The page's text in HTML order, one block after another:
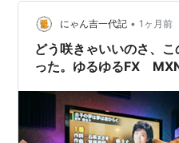
ら。 もう、ぜんぜん儲から
替えようか。 タワマンとは
だ。 まわりは、ブルーシー
にゃん吉一代記 • 1ヶ月前
どう咲きゃいいのさ、
った。ゆるゆるFX